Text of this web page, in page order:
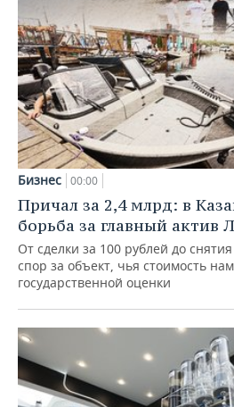
Бизнес 00:00
Причал за 2,4 млрд: в
борьба за главный актив
От сделки за 100 рублей до
спор за объект, чья стоимость
государственной оценки